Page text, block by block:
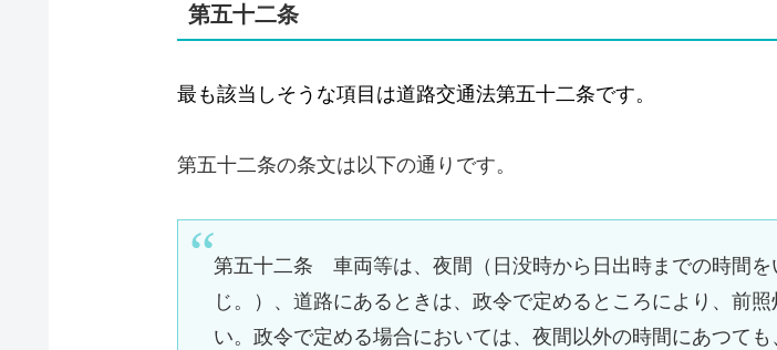
第五十二条
最も該当しそうな項目は道路交通法第五十二条です。
第五十二条の条文は以下の通りです。
第五十二条 車両等は、夜間（日没時から日出時までの時間
じ。）、道路にあるときは、政令で定めるところにより、前
い。政令で定める場合においては、夜間以外の時間にあつても